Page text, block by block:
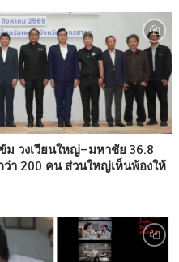
ม วงเวียนใหญ่–มหาชัย 36.8
า 200 คน ส่วนใหญ่เห็นพ้องให้